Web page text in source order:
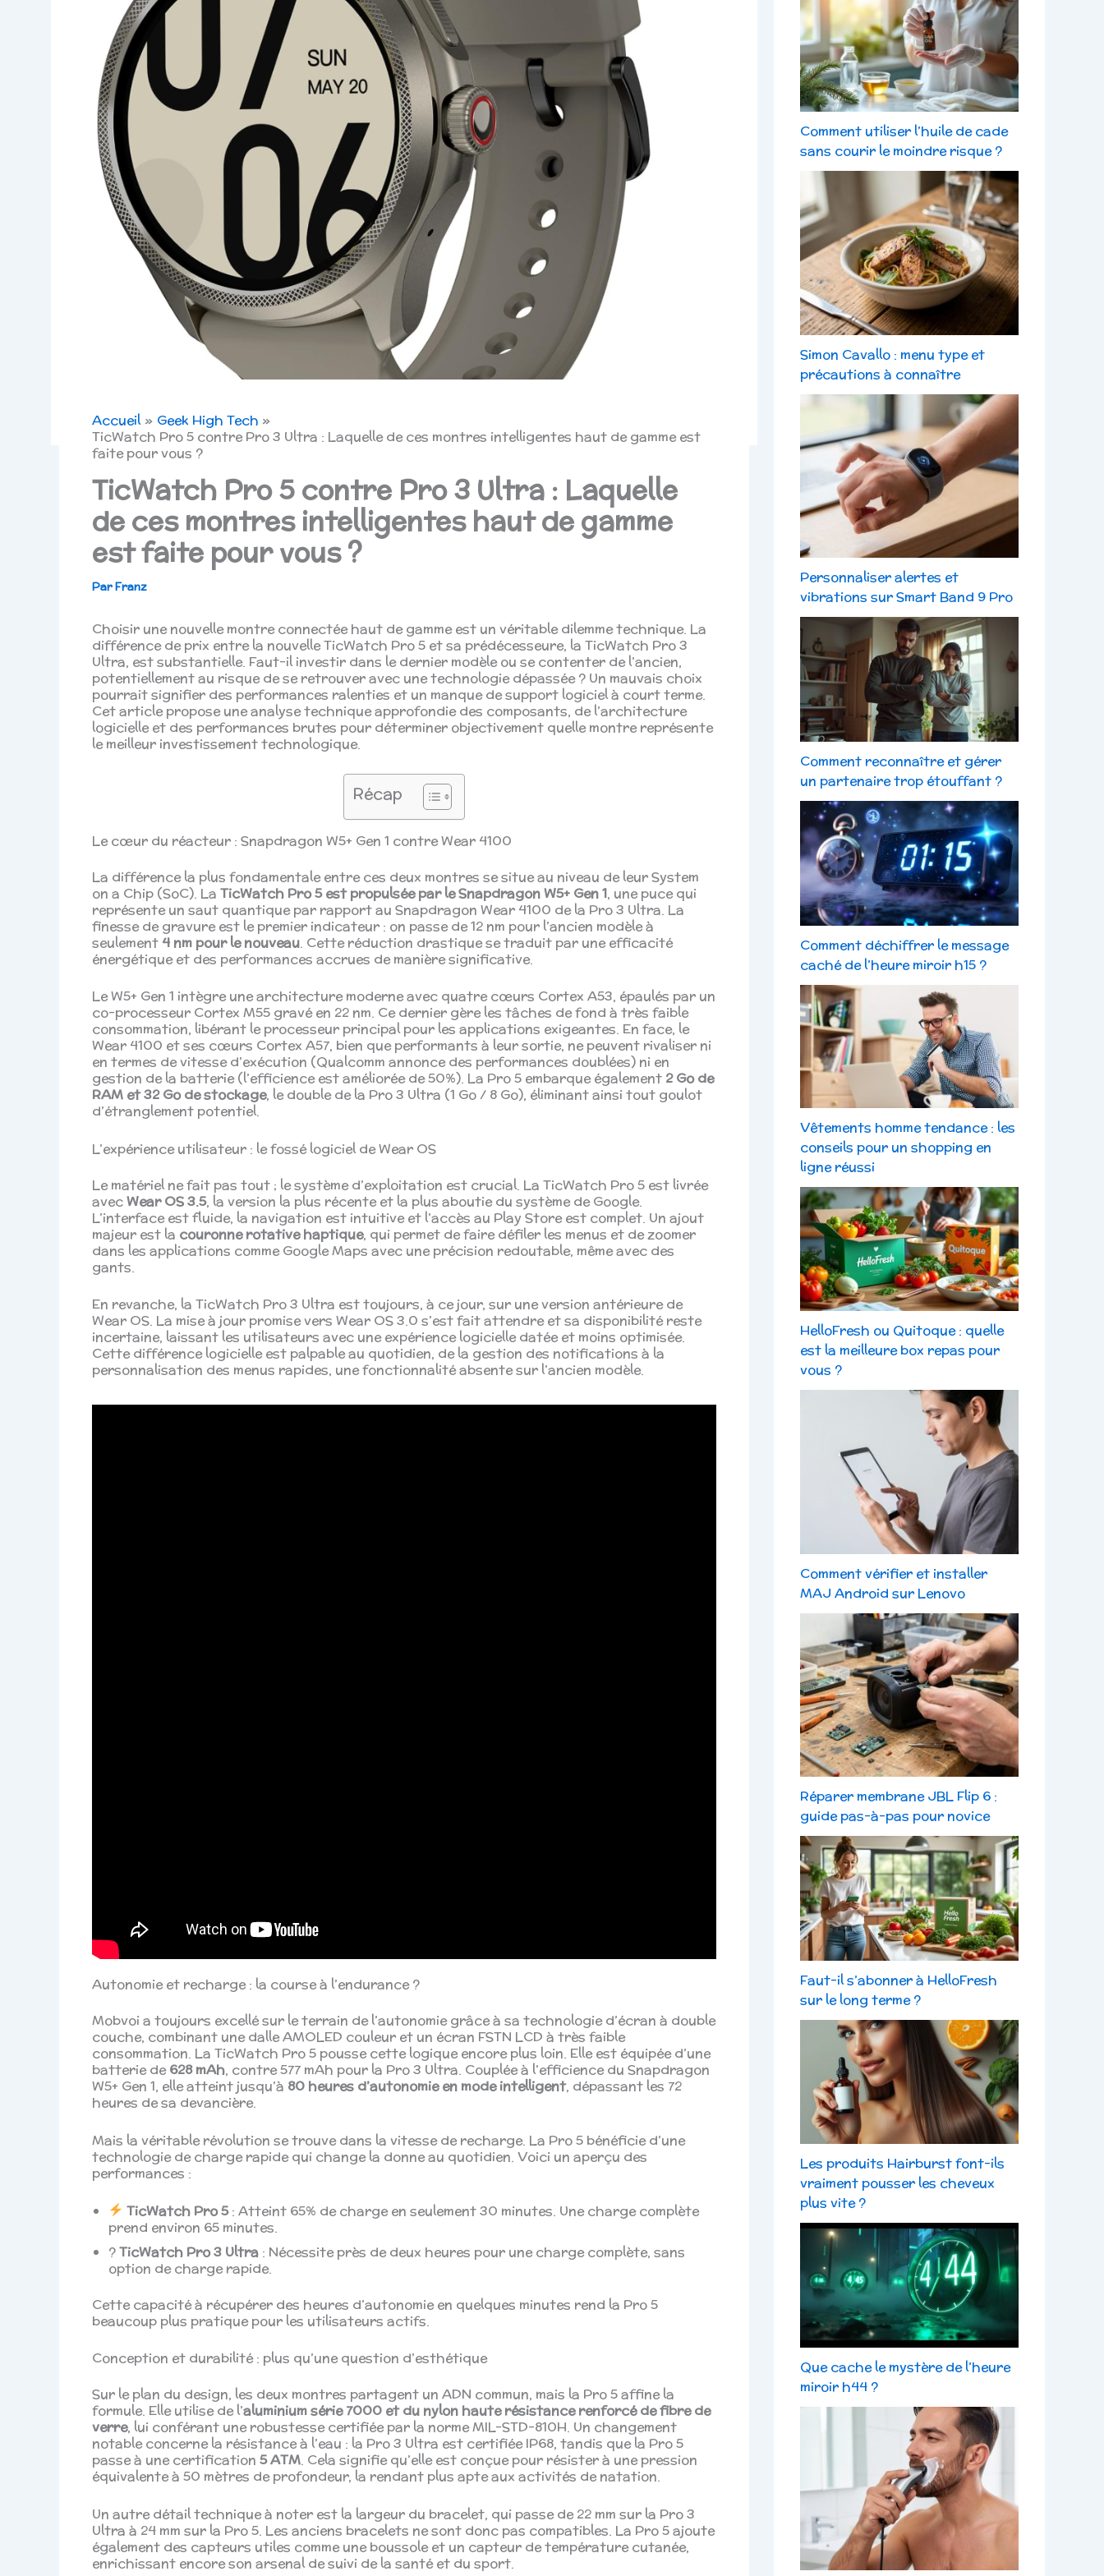
Accueil
Geek High Tech
TicWatch Pro 5 contre Pro 3 Ultra : Laquelle de ces montres intelligentes haut de gamme est
faite pour vous ?
TicWatch Pro 5 contre Pro 3 Ultra : Laquelle
de ces montres intelligentes haut de gamme
est faite pour vous ?
ParFranz
Choisir une nouvelle montre connectée haut de gamme est un véritable dilemme technique. La
différence de prix entre la nouvelle TicWatch Pro 5 et sa prédécesseure, la TicWatch Pro 3
Ultra, est substantielle. Faut-il investir dans le dernier modèle ou se contenter de l’ancien,
potentiellement au risque de se retrouver avec une technologie dépassée ? Un mauvais choix
pourrait signifier des performances ralenties et un manque de support logiciel à court terme.
Cet article propose une analyse technique approfondie des composants, de l’architecture
logicielle et des performances brutes pour déterminer objectivement quelle montre représente
le meilleur investissement technologique.
Récap
Le cœur du réacteur : Snapdragon W5+ Gen 1 contre Wear 4100
La différence la plus fondamentale entre ces deux montres se situe au niveau de leur System
on a Chip (SoC). La TicWatch Pro 5 est propulsée par le Snapdragon W5+ Gen 1, une puce qui
représente un saut quantique par rapport au Snapdragon Wear 4100 de la Pro 3 Ultra. La
finesse de gravure est le premier indicateur : on passe de 12 nm pour l’ancien modèle à
seulement 4 nm pour le nouveau. Cette réduction drastique se traduit par une efficacité
énergétique et des performances accrues de manière significative.
Le W5+ Gen 1 intègre une architecture moderne avec quatre cœurs Cortex A53, épaulés par un
co-processeur Cortex M55 gravé en 22 nm. Ce dernier gère les tâches de fond à très faible
consommation, libérant le processeur principal pour les applications exigeantes. En face, le
Wear 4100 et ses cœurs Cortex A57, bien que performants à leur sortie, ne peuvent rivaliser ni
en termes de vitesse d’exécution (Qualcomm annonce des performances doublées) ni en
gestion de la batterie (l’efficience est améliorée de 50%). La Pro 5 embarque également 2 Go de
RAM et 32 Go de stockage, le double de la Pro 3 Ultra (1 Go / 8 Go), éliminant ainsi tout goulot
d’étranglement potentiel.
L’expérience utilisateur : le fossé logiciel de Wear OS
Le matériel ne fait pas tout ; le système d’exploitation est crucial. La TicWatch Pro 5 est livrée
avecWear OS 3.5, la version la plus récente et la plus aboutie du système de Google.
L’interface est fluide, la navigation est intuitive et l’accès au Play Store est complet. Un ajout
majeur est la couronne rotative haptique, qui permet de faire défiler les menus et de zoomer
dans les applications comme Google Maps avec une précision redoutable, même avec des
gants.
En revanche, la TicWatch Pro 3 Ultra est toujours, à ce jour, sur une version antérieure de
Wear OS. La mise à jour promise vers Wear OS 3.0 s’est fait attendre et sa disponibilité reste
incertaine, laissant les utilisateurs avec une expérience logicielle datée et moins optimisée.
Cette différence logicielle est palpable au quotidien, de la gestion des notifications à la
personnalisation des menus rapides, une fonctionnalité absente sur l’ancien modèle.
Autonomie et recharge : la course à l’endurance ?
Mobvoi a toujours excellé sur le terrain de l’autonomie grâce à sa technologie d’écran à double
couche, combinant une dalle AMOLED couleur et un écran FSTN LCD à très faible
consommation. La TicWatch Pro 5 pousse cette logique encore plus loin. Elle est équipée d’une
batterie de628 mAh, contre 577 mAh pour la Pro 3 Ultra. Couplée à l’efficience du Snapdragon
W5+ Gen 1, elle atteint jusqu’à 80 heures d’autonomie en mode intelligent, dépassant les 72
heures de sa devancière.
Mais la véritable révolution se trouve dans la vitesse de recharge. La Pro 5 bénéficie d’une
technologie de charge rapide qui change la donne au quotidien. Voici un aperçu des
performances :
TicWatch Pro 5: Atteint 65% de charge en seulement 30 minutes. Une charge complète
prend environ 65 minutes.
?TicWatch Pro 3 Ultra : Nécessite près de deux heures pour une charge complète, sans
option de charge rapide.
Cette capacité à récupérer des heures d’autonomie en quelques minutes rend la Pro 5
beaucoup plus pratique pour les utilisateurs actifs.
Conception et durabilité : plus qu’une question d’esthétique
Sur le plan du design, les deux montres partagent un ADN commun, mais la Pro 5 affine la
formule. Elle utilise de l’aluminium série 7000 et du nylon haute résistance renforcé de fibre de
verre, lui conférant une robustesse certifiée par la norme MIL-STD-810H. Un changement
notable concerne la résistance à l’eau : la Pro 3 Ultra est certifiée IP68, tandis que la Pro 5
passe à une certification 5 ATM. Cela signifie qu’elle est conçue pour résister à une pression
équivalente à 50 mètres de profondeur, la rendant plus apte aux activités de natation.
Un autre détail technique à noter est la largeur du bracelet, qui passe de 22 mm sur la Pro 3
Ultra à 24 mm sur la Pro 5. Les anciens bracelets ne sont donc pas compatibles. La Pro 5 ajoute
également des capteurs utiles comme une boussole et un capteur de température cutanée,
enrichissant encore son arsenal de suivi de la santé et du sport.
Comment utiliser l’huile de cade
sans courir le moindre risque ?
Simon Cavallo : menu type et
précautions à connaître
Personnaliser alertes et
vibrations sur Smart Band 9 Pro
Comment reconnaître et gérer
un partenaire trop étouffant ?
Comment déchiffrer le message
caché de l’heure miroir h15 ?
Vêtements homme tendance : les
conseils pour un shopping en
ligne réussi
HelloFresh ou Quitoque : quelle
est la meilleure box repas pour
vous ?
Comment vérifier et installer
MAJ Android sur Lenovo
Réparer membrane JBL Flip 6 :
guide pas-à-pas pour novice
Faut-il s’abonner à HelloFresh
sur le long terme ?
Les produits Hairburst font-ils
vraiment pousser les cheveux
plus vite ?
Que cache le mystère de l’heure
miroir h44 ?